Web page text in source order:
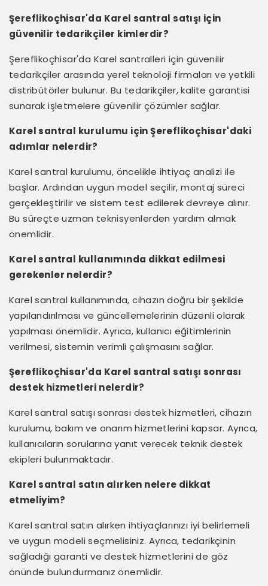
Şereflikoçhisar'da Karel santral satışı için
güvenilir tedarikçiler kimlerdir?
Şereflikoçhisar'da Karel santralleri için güvenilir
tedarikçiler arasında yerel teknoloji firmaları ve yetkili
distribütörler bulunur. Bu tedarikçiler, kalite garantisi
sunarak işletmelere güvenilir çözümler sağlar.
Karel santral kurulumu için Şereflikoçhisar'daki
adımlar nelerdir?
Karel santral kurulumu, öncelikle ihtiyaç analizi ile
başlar. Ardından uygun model seçilir, montaj süreci
gerçekleştirilir ve sistem test edilerek devreye alınır.
Bu süreçte uzman teknisyenlerden yardım almak
önemlidir.
Karel santral kullanımında dikkat edilmesi
gerekenler nelerdir?
Karel santral kullanımında, cihazın doğru bir şekilde
yapılandırılması ve güncellemelerinin düzenli olarak
yapılması önemlidir. Ayrıca, kullanıcı eğitimlerinin
verilmesi, sistemin verimli çalışmasını sağlar.
Şereflikoçhisar'da Karel santral satışı sonrası
destek hizmetleri nelerdir?
Karel santral satışı sonrası destek hizmetleri, cihazın
kurulumu, bakım ve onarım hizmetlerini kapsar. Ayrıca,
kullanıcıların sorularına yanıt verecek teknik destek
ekipleri bulunmaktadır.
Karel santral satın alırken nelere dikkat
etmeliyim?
Karel santral satın alırken ihtiyaçlarınızı iyi belirlemeli
ve uygun modeli seçmelisiniz. Ayrıca, tedarikçinin
sağladığı garanti ve destek hizmetlerini de göz
önünde bulundurmanız önemlidir.